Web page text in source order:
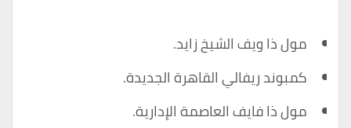
مول ذا ويف الشيخ زايد.
كمبوند ريفالي القاهرة الجديدة.
مول ذا فايف العاصمة الإدارية.